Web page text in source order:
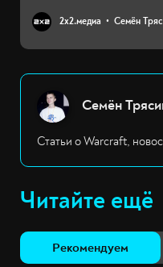
2х2.медиа Семён
Семён
Статьи о Warcraft,
Читайте ещё
Рекомендуем